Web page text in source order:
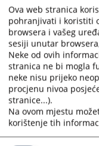
Ova web stranica
pohranjivati i koristiti
browsera i vašeg
sesiji unutar
Neke od ovih
stranica ne bi mogla
neke nisu prijeko
procjenu nivoa
stranice...).
Na ovom mjestu
korištenje tih